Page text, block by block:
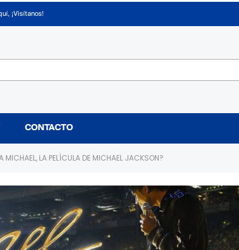
¡Visítanos!
CONTACTO
MICHAEL, LA PELÍCULA DE MICHAEL JACKSON?